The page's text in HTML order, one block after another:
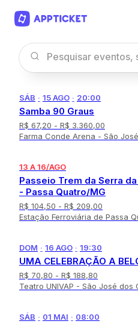
SÁB · 15 AGO · 20:00
Samba 90 Graus
R$ 67,20 - R$ 3.360,00
Farma Conde Arena - São
13 A 16/AGO
Passeio Trem da Serra
- Passa Quatro/MG
R$ 104,50 - R$ 209,00
Estação Ferroviária de Passa
DOM · 16 AGO · 19:30
UMA CELEBRAÇÃO A
R$ 70,80 - R$ 188,80
Teatro UNIVAP - São José dos
SÁB · 01 MAI · 08:00